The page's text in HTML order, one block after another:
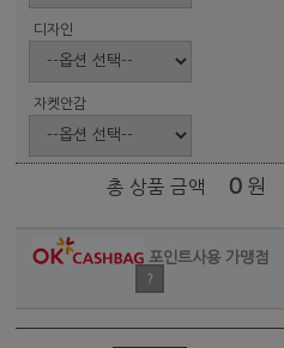
디자인
자켓안감
총 상품 금액 0 원
포인트사용 가맹점
?